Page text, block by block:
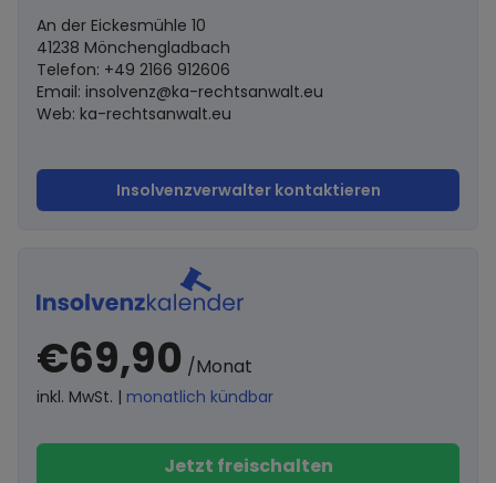
An der Eickesmühle 10
41238 Mönchengladbach
Telefon: +49 2166 912606
Email: insolvenz@ka-rechtsanwalt.eu
Web: ka-rechtsanwalt.eu
Insolvenzverwalter kontaktieren
€69,90 /Monat
inkl. MwSt. | monatlich kündbar
Jetzt freischalten